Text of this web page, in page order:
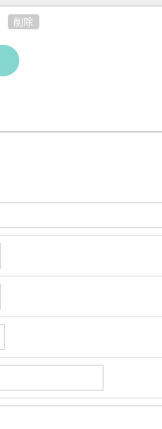
削除